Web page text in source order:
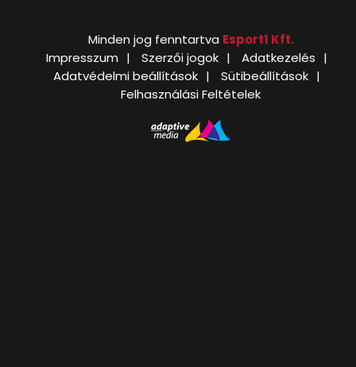
Minden jog fenntartva Esport1 Kft.
Impresszum
Szerzői jogok
Adatkezelés
Adatvédelmi beállítások
Sütibeállítások
Felhasználási Feltételek